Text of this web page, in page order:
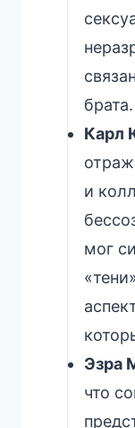
брата.
Карл
и
мог
Эзра
что